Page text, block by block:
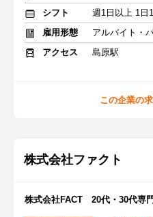
シフト
雇用形態
アルバイト・
アクセス
島原駅
この企業の
株式会社ファクト
株式会社FACT 20代・30代専